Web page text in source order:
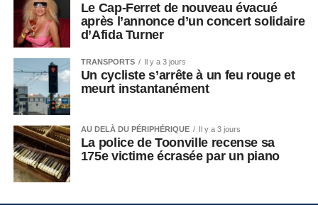
Le Cap-Ferret de nouveau évacué
après l’annonce d’un concert solidaire
d’Afida Turner
TRANSPORTS Il y a 3 jours
Un cycliste s’arrête à un feu rouge et
meurt instantanément
AU DELÀ DU PÉRIPHÉRIQUE Il y a 3 jours
La police de Toonville recense sa
175e victime écrasée par un piano